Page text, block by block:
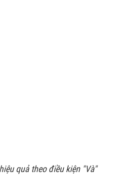
quả theo điều kiện "Và"